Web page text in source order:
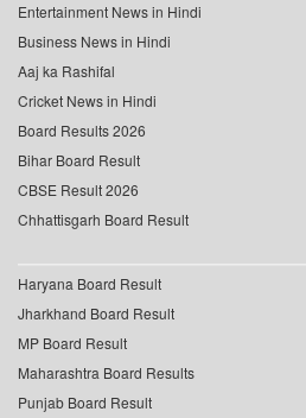
Entertainment News in Hindi
Business News in Hindi
Aaj ka Rashifal
Cricket News in Hindi
Board Results 2026
Bihar Board Result
CBSE Result 2026
Chhattisgarh Board Result
Haryana Board Result
Jharkhand Board Result
MP Board Result
Maharashtra Board Results
Punjab Board Result